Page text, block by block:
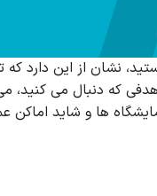
از این دارد که
که دنبال می کنید،
ها و شاید